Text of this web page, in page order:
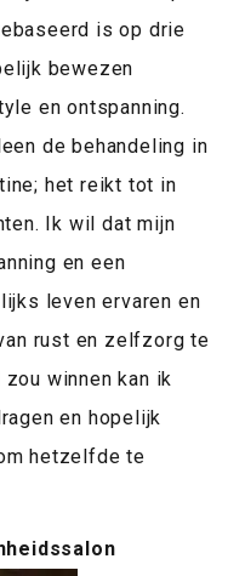
is op drie
bewezen
en ontspanning.
de behandeling in
het reikt tot in
Ik wil dat mijn
en een
leven ervaren en
rust en zelfzorg te
winnen kan ik
en hopelijk
hetzelfde te